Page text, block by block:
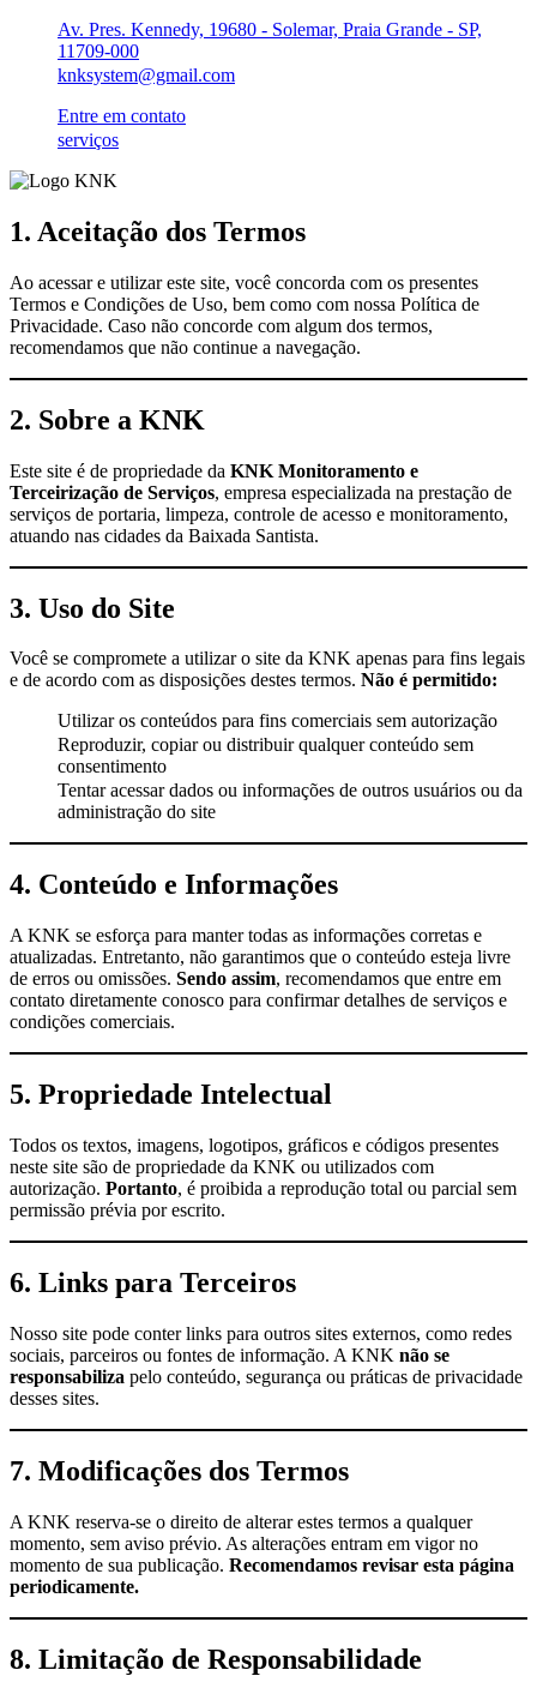
Av. Pres. Kennedy, 19680 - Solemar, Praia Grande - SP,
11709-000
knksystem@gmail.com
Entre em contato
serviços
1. Aceitação dos Termos
Ao acessar e utilizar este site, você concorda com os presentes
Termos e Condições de Uso, bem como com nossa Política de
Privacidade. Caso não concorde com algum dos termos,
recomendamos que não continue a navegação.
2. Sobre a KNK
Este site é de propriedade da KNK Monitoramento e
Terceirização de Serviços, empresa especializada na prestação de
serviços de portaria, limpeza, controle de acesso e monitoramento,
atuando nas cidades da Baixada Santista.
3. Uso do Site
Você se compromete a utilizar o site da KNK apenas para fins legais
e de acordo com as disposições destes termos. Não é permitido:
Utilizar os conteúdos para fins comerciais sem autorização
Reproduzir, copiar ou distribuir qualquer conteúdo sem
consentimento
Tentar acessar dados ou informações de outros usuários ou da
administração do site
4. Conteúdo e Informações
A KNK se esforça para manter todas as informações corretas e
atualizadas. Entretanto, não garantimos que o conteúdo esteja livre
de erros ou omissões. Sendo assim, recomendamos que entre em
contato diretamente conosco para confirmar detalhes de serviços e
condições comerciais.
5. Propriedade Intelectual
Todos os textos, imagens, logotipos, gráficos e códigos presentes
neste site são de propriedade da KNK ou utilizados com
autorização. Portanto, é proibida a reprodução total ou parcial sem
permissão prévia por escrito.
6. Links para Terceiros
Nosso site pode conter links para outros sites externos, como redes
sociais, parceiros ou fontes de informação. A KNK não se
responsabiliza pelo conteúdo, segurança ou práticas de privacidade
desses sites.
7. Modificações dos Termos
A KNK reserva-se o direito de alterar estes termos a qualquer
momento, sem aviso prévio. As alterações entram em vigor no
momento de sua publicação. Recomendamos revisar esta página
periodicamente.
8. Limitação de Responsabilidade